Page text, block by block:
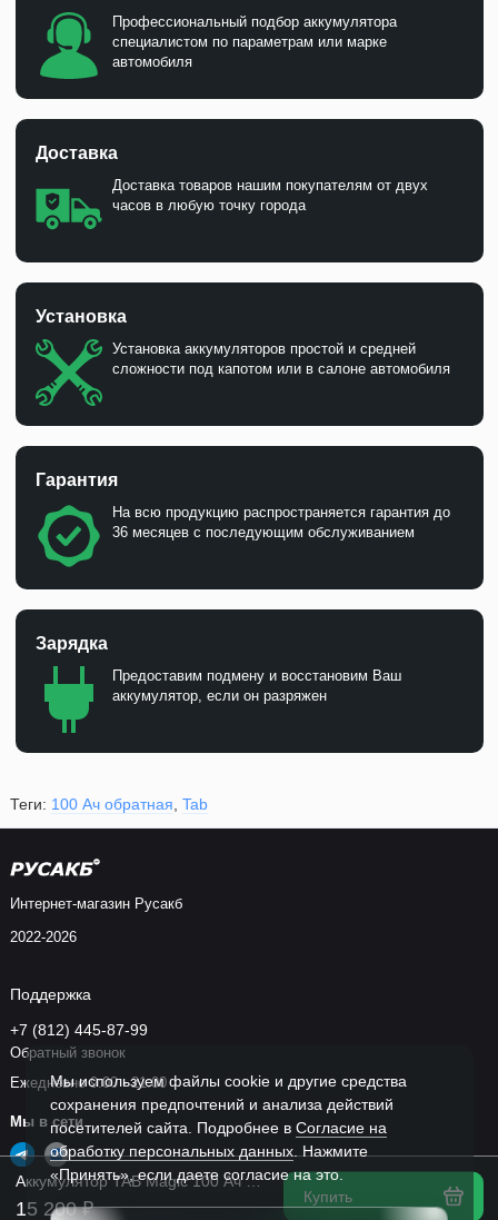
Аккумулятор TAB Magic 100 Ач в Спб
15 200 ₽
Купить
Профессиональный подбор аккумулятора
специалистом по параметрам или марке
автомобиля
Доставка
Доставка товаров нашим покупателям от двух
часов в любую точку города
Установка
Установка аккумуляторов простой и средней
сложности под капотом или в салоне автомобиля
Гарантия
На всю продукцию распространяется гарантия до
36 месяцев с последующим обслуживанием
Зарядка
Предоставим подмену и восстановим Ваш
аккумулятор, если он разряжен
Теги: 100 Ач обратная Tab
Мы используем файлы cookie и другие средства
сохранения предпочтений и анализа действий
посетителей сайта. Подробнее в Согласие на
обработку персональных данных . Нажмите
«Принять», если даете согласие на это.
Интернет-магазин Русакб
2022-2026
Поддержка
+7 (812) 445-87-99
Обратный звонок
Ежедневно 9:00 - 21:00
Мы в сети